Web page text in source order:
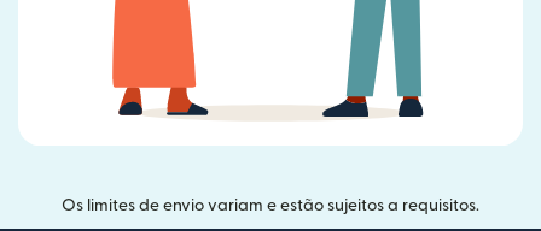
Os limites de envio variam e estão sujeitos a requisitos.